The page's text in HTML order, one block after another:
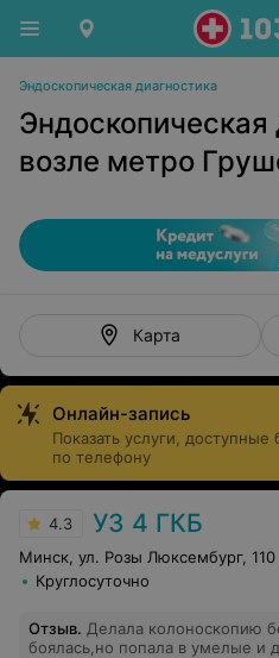
Эндоскопическая диагностика
Эндоскопическая
возле метро
Карта
Онлайн-запись
Показать услуги,
по телефону
4.3 УЗ 4 ГКБ
Минск, ул. Розы Люксембург, 110
Круглосуточно
Отзыв. Делала колоноскопию
боялась,но попала в умелые и